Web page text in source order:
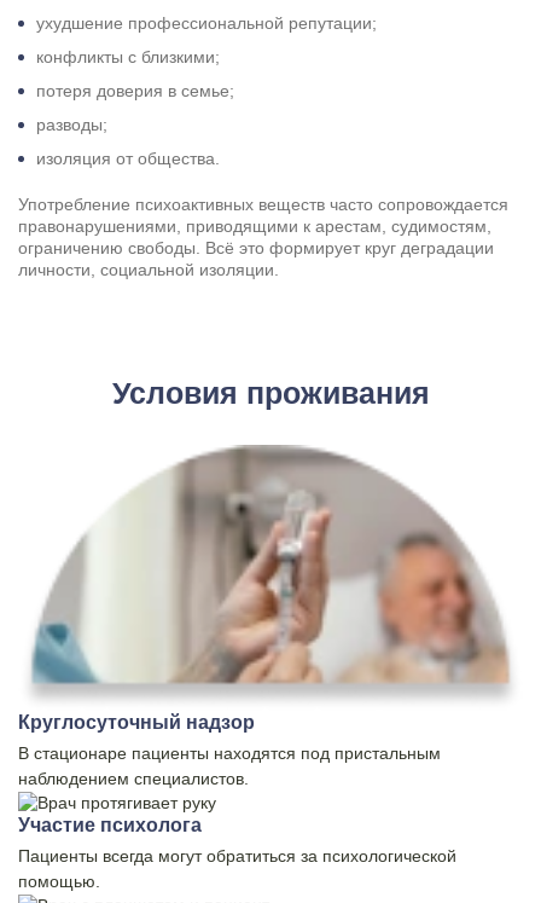
ухудшение профессиональной репутации;
конфликты с близкими;
потеря доверия в семье;
разводы;
изоляция от общества.
Употребление психоактивных веществ часто сопровождается
правонарушениями, приводящими к арестам, судимостям,
ограничению свободы. Всё это формирует круг деградации
личности, социальной изоляции.
Условия проживания
Круглосуточный надзор
В стационаре пациенты находятся под пристальным
наблюдением специалистов.
Участие психолога
Пациенты всегда могут обратиться за психологической
помощью.